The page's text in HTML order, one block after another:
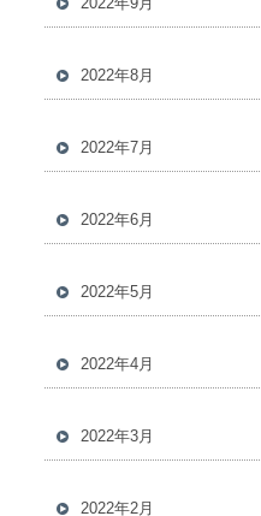
2022年8月
2022年7月
2022年6月
2022年5月
2022年4月
2022年3月
2022年2月